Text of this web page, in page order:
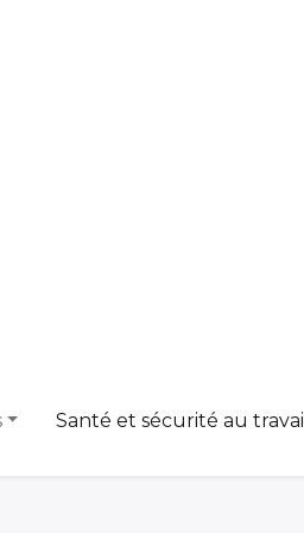
Santé et sécurité au travail